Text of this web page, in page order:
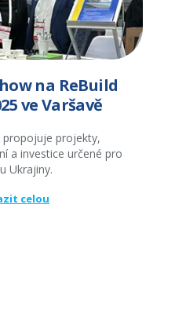
na ReBuild
ve Varšavě
propojuje projekty,
a investice určené pro
Ukrajiny.
celou